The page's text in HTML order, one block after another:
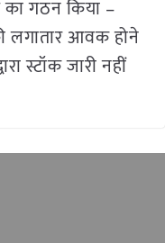
का गठन किया –
लगातार आवक होने
स्टॉक जारी नहीं